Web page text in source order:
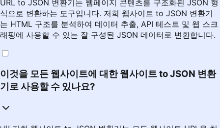
URL to JSON 변환기는 웹페이지 콘텐츠를 구조화된 JSON 형
식으로 변환하는 도구입니다. 저희 웹사이트 to JSON 변환기
는 HTML 구조를 분석하여 데이터 추출, API 테스트 및 웹 스크
래핑에 사용할 수 있는 잘 구성된 JSON 데이터로 변환합니다.
이것을 모든 웹사이트에 대한 웹사이트 to JSON 변환
기로 사용할 수 있나요?